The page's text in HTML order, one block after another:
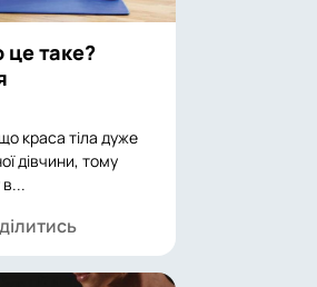
це таке?
краса тіла дуже
дівчини, тому